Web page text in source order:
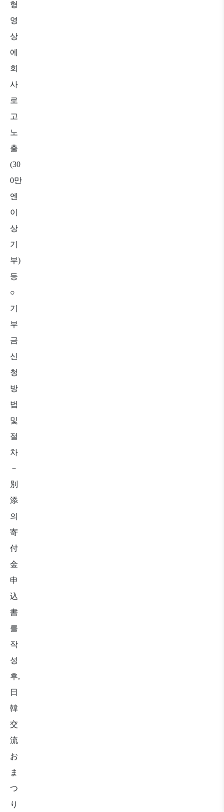
형
영
상
에
회
사
로
고
노
출
(30
0만
엔
이
상
기
부)
등
○
기
부
금
신
청
방
법
및
절
차
－
別
添
의
寄
付
金
申
込
書
를
작
성
후,
日
韓
交
流
お
ま
つ
り